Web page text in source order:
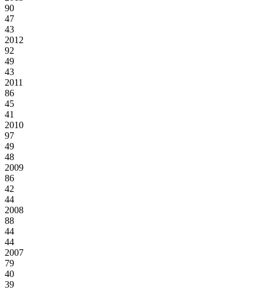
90
47
43
2012
92
49
43
2011
86
45
41
2010
97
49
48
2009
86
42
44
2008
88
44
44
2007
79
40
39